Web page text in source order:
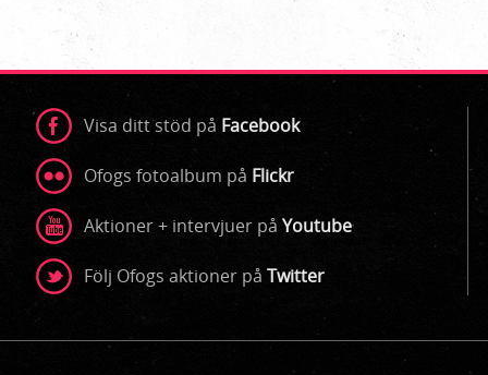
Visa ditt stöd på Facebook
Ofogs fotoalbum på Flickr
Aktioner + intervjuer på Youtube
Följ Ofogs aktioner på Twitter